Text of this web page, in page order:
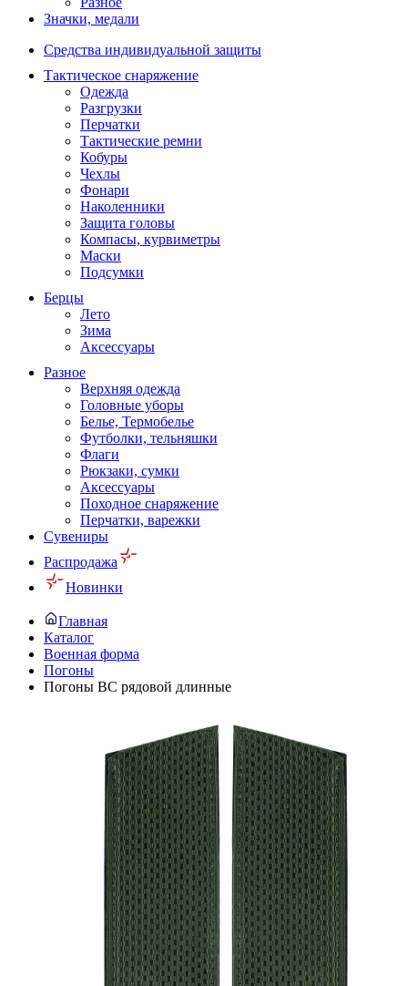
Значки, медали
Средства индивидуальной защиты
Тактическое снаряжение
Одежда
Разгрузки
Перчатки
Тактические ремни
Кобуры
Чехлы
Фонари
Наколенники
Защита головы
Компасы, курвиметры
Маски
Подсумки
Берцы
Лето
Зима
Аксессуары
Разное
Верхняя одежда
Головные уборы
Белье, Термобелье
Футболки, тельняшки
Флаги
Рюкзаки, сумки
Аксессуары
Походное снаряжение
Перчатки, варежки
Сувениры
Распродажа
Новинки
Главная
Каталог
Военная форма
Погоны
Погоны ВС рядовой длинные